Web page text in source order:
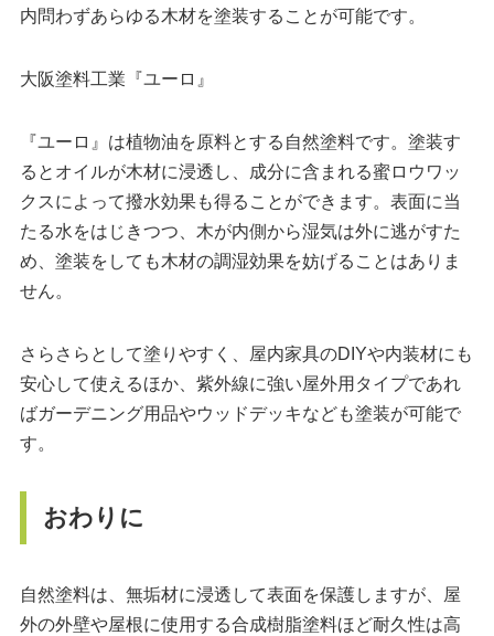
内問わずあらゆる木材を塗装することが可能です。
大阪塗料工業『ユーロ』
『ユーロ』は植物油を原料とする自然塗料です。塗装す
るとオイルが木材に浸透し、成分に含まれる蜜ロウワッ
クスによって撥水効果も得ることができます。表面に当
たる水をはじきつつ、木が内側から湿気は外に逃がすた
め、塗装をしても木材の調湿効果を妨げることはありま
せん。
さらさらとして塗りやすく、屋内家具のDIYや内装材にも
安心して使えるほか、紫外線に強い屋外用タイプであれ
ばガーデニング用品やウッドデッキなども塗装が可能で
す。
おわりに
自然塗料は、無垢材に浸透して表面を保護しますが、屋
外の外壁や屋根に使用する合成樹脂塗料ほど耐久性は高